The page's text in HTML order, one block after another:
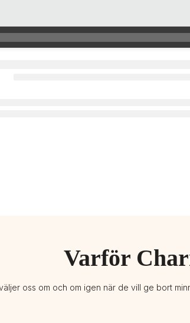
Varför
oss om och om igen när de vill ge bort